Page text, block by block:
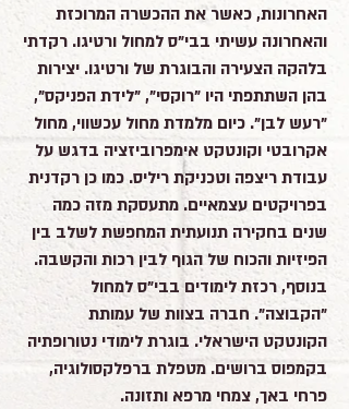
האחרונות, כאשר את ההכשרה המרוכזת
והאחרונה עשיתי בבי"ס למחול ורטיגו. רקדתי
בלהקה הצעירה והבוגרת של ורטיגו. יצירות
בהן השתתפתי היו "רוקסי", "לידת הפניקס",
"רעש לבן". כיום מלמדת מחול עכשווי, מחול
אקרובטי וקונטקט אימפרוביזציה בדגש על
עבודת ריצפה וטכניקת ריליס. כמו כן רקדנית
בפרויקטים עצמאיים. מתעסקת מזה כמה
שנים בחקירה תנועתית המחפשת לשלב בין
הפיזיות והכוח של הגוף לבין רכות והקשבה.
בנוסף, רכזת לימודים בבי"ס למחול
"הקבוצה". חברה בצוות של עמותת
הקונטקט הישראלי. בוגרת לימודי נטורופתיה
בקמפוס ברושים. מטפלת ברפלקסולוגיה,
פרחי באך, צמחי מרפא ותזונה.